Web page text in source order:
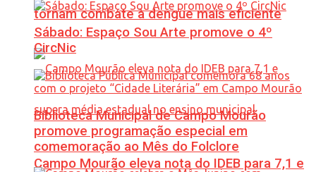
tornam combate à dengue mais eficiente
Campo Mourão eleva nota do IDEB para 7,1 e
Sábado: Espaço Sou Arte promove o 4º
CircNic
Biblioteca Municipal de Campo Mourão
promove programação especial em
comemoração ao Mês do Folclore